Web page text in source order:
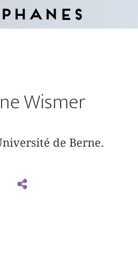
Wismer
de Berne.